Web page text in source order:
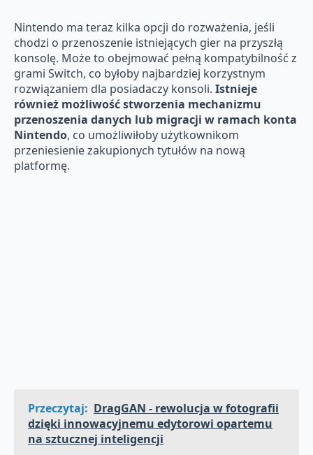
Nintendo ma teraz kilka opcji do rozważenia, jeśli
chodzi o przenoszenie istniejących gier na przyszłą
konsolę. Może to obejmować pełną kompatybilność z
grami Switch, co byłoby najbardziej korzystnym
rozwiązaniem dla posiadaczy konsoli. Istnieje
również możliwość stworzenia mechanizmu
przenoszenia danych lub migracji w ramach konta
Nintendo, co umożliwiłoby użytkownikom
przeniesienie zakupionych tytułów na nową
platformę.
Przeczytaj: DragGAN - rewolucja w fotografii
dzięki innowacyjnemu edytorowi opartemu
na sztucznej inteligencji